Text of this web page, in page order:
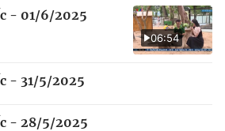
06:54
- 01/6/2025
- 31/5/2025
- 28/5/2025